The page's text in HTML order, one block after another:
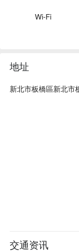
Faith Salon 景安店
Wi-Fi
地址
新北市板橋區新北市
交通资讯